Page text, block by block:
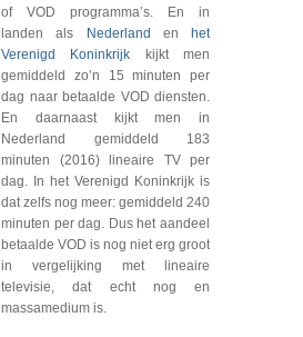
of VOD programma’s. En in
landen als
Nederland en
het
Verenigd Koninkrijk
kijkt men
gemiddeld zo’n 15 minuten per
dag naar betaalde VOD diensten.
En daarnaast kijkt men in
Nederland gemiddeld 183
minuten (2016) lineaire TV per
dag. In het Verenigd Koninkrijk is
dat zelfs nog meer: gemiddeld 240
minuten per dag. Dus het aandeel
betaalde VOD is nog niet erg groot
in vergelijking met lineaire
televisie, dat echt nog en
massamedium is.